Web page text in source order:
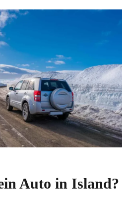
Auto
eines Autos in Island
in Island
Island
fürs Fahren in Island
der isländischen Tierwelt
für das Fahren in Island
Auto in Island?